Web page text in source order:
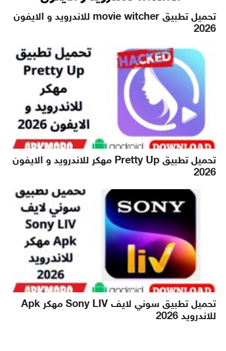
تحميل تطبيق movie witcher للاندرويد و الايفون
2026
تحميل تطبيق Pretty Up مهكر للاندرويد و الايفون
2026
تحميل تطبيق سوني لايف Sony LIV مهكر Apk
للاندرويد 2026